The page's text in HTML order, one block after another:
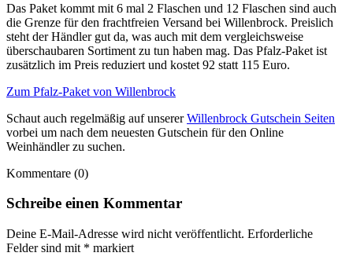
Das Paket kommt mit 6 mal 2 Flaschen und 12 Flaschen sind auch
die Grenze für den frachtfreien Versand bei Willenbrock. Preislich
steht der Händler gut da, was auch mit dem vergleichsweise
überschaubaren Sortiment zu tun haben mag. Das Pfalz-Paket ist
zusätzlich im Preis reduziert und kostet 92 statt 115 Euro.
Zum Pfalz-Paket von Willenbrock
Schaut auch regelmäßig auf unsererWillenbrock Gutschein Seiten
vorbei um nach dem neuesten Gutschein für den Online
Weinhändler zu suchen.
Kommentare (0)
Schreibe einen Kommentar
Deine E-Mail-Adresse wird nicht veröffentlicht. Erforderliche
Felder sind mit * markiert